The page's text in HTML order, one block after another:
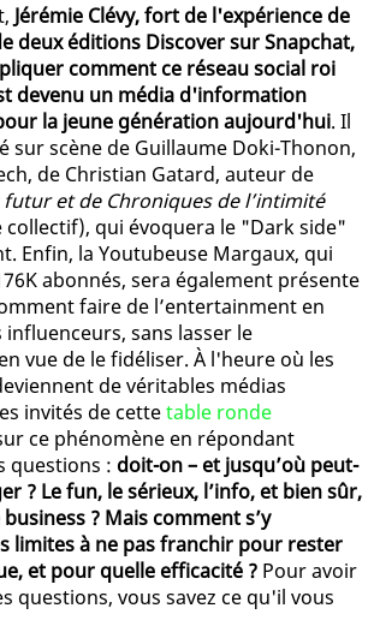
Jérémie Clévy, fort de l'expérience de
deux éditions Discover sur Snapchat,
comment ce réseau social roi
devenu un média d'information
la jeune génération aujourd'hui. Il
sur scène de Guillaume Doki-Thonon,
de Christian Gatard, auteur de
et de Chroniques de l’intimité
qui évoquera le "Dark side"
Enfin, la Youtubeuse Margaux, qui
abonnés, sera également présente
faire de l’entertainment en
influenceurs, sans lasser le
vue de le fidéliser. À l'heure où les
de véritables médias
invités de cettetable ronde
ce phénomène en répondant
questions : doit-on – et jusqu’où peut-
? Le fun, le sérieux, l’info, et bien sûr,
? Mais comment s’y
limites à ne pas franchir pour rester
et pour quelle efficacité ? Pour avoir
questions, vous savez ce qu'il vous